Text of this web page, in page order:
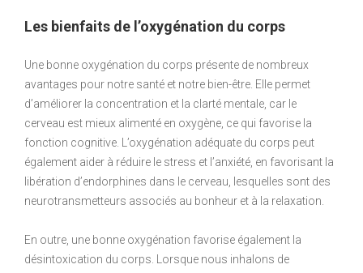
Les bienfaits de l’oxygénation du corps
Une bonne oxygénation du corps présente de nombreux
avantages pour notre santé et notre bien-être. Elle permet
d’améliorer la concentration et la clarté mentale, car le
cerveau est mieux alimenté en oxygène, ce qui favorise la
fonction cognitive. L’oxygénation adéquate du corps peut
également aider à réduire le stress et l’anxiété, en favorisant la
libération d’endorphines dans le cerveau, lesquelles sont des
neurotransmetteurs associés au bonheur et à la relaxation.
En outre, une bonne oxygénation favorise également la
désintoxication du corps. Lorsque nous inhalons de